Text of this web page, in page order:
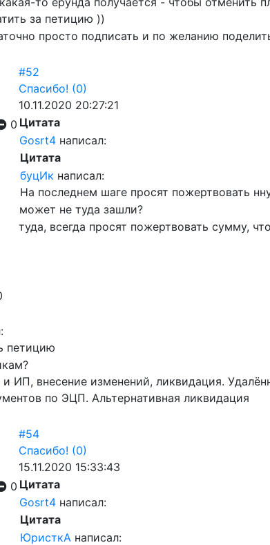
за петицию ))
просто подписать и по желанию
0
#52
Спасибо! (0)
10.11.2020 20:27:21
Цитата
Gosrt4 написал:
Цитата
буцИк написал:
На последнем шаге просят пожертвовать
может не туда зашли?
туда, всегда просят пожертвовать сумму,
петицию
ИП, внесение изменений, ликвидация.
по ЭЦП. Альтернативная ликвидация
0
#54
Спасибо! (0)
15.11.2020 15:33:43
Цитата
Gosrt4 написал:
Цитата
ЮристкА написал: